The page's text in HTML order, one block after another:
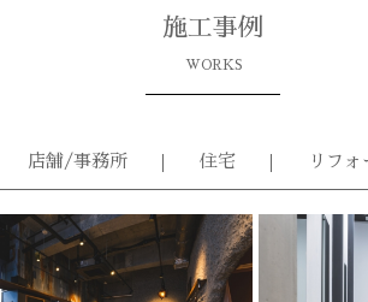
施工事例
WORKS
店舗/事務所 住宅 リフォ